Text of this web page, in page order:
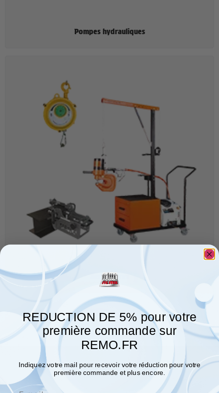
Pompes hydrauliques
Accessoires
REDUCTION DE 5% pour votre
première commande sur
REMO.FR
Indiquez votre mail pour recevoir votre réduction pour votre
première commande et plus encore.
Email